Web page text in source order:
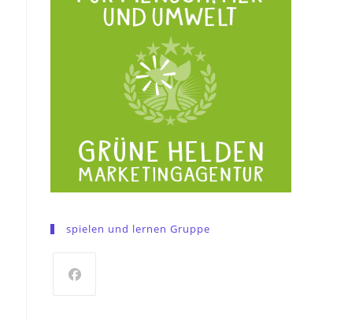
spielen und lernen Gruppe